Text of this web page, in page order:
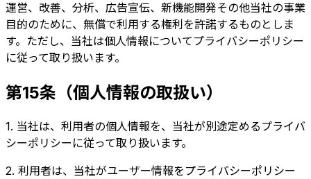
運営、改善、分析、広告宣伝、新機能開発その他当社の事業
目的のために、無償で利用する権利を許諾するものとしま
す。ただし、当社は個人情報についてプライバシーポリシー
に従って取り扱います。
第15条（個人情報の取扱い）
1. 当社は、利用者の個人情報を、当社が別途定めるプライバ
シーポリシーに従って取り扱います。
2. 利用者は、当社がユーザー情報をプライバシーポリシー